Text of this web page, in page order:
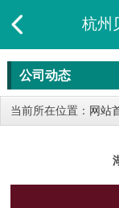
杭州
公司动态
当前所在位置： 网站